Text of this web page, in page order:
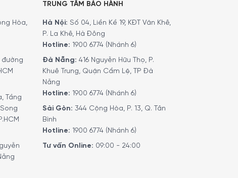
dùng có thể chuẩn bị espresso, cappuccino hoặc
Hòa,
đường
Tầng
TRUNG TÂM BẢO HÀNH
Hà Nội: Số 04, Liền Kề 19, KĐT Văn Khê,
P. La Khê, Hà Đông
Hotline: 1900 6774 (Nhánh 6)
Đà Nẵng: 416 Nguyễn Hữu Thọ, P.
Khuê Trung, Quận Cẩm Lệ, TP Đà
Nẵng
Hotline: 1900 6774 (Nhánh 6)
Sài Gòn: 344 Cộng Hòa, P. 13, Q. Tân
Bình
Hotline: 1900 6774 (Nhánh 6)
Tư vấn Online: 09:00 - 24:00